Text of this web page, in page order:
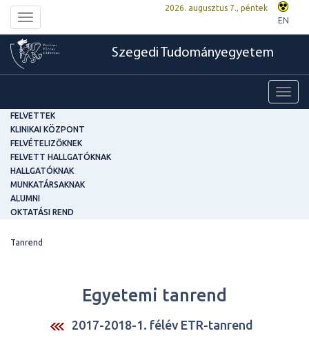
Toggle
navigation
2026. augusztus 7., péntek
EN
Szegedi Tudományegyetem
FELVETTEK
KLINIKAI KÖZPONT
FELVÉTELIZŐKNEK
FELVETT HALLGATÓKNAK
HALLGATÓKNAK
MUNKATÁRSAKNAK
ALUMNI
OKTATÁSI REND
Tanrend
Egyetemi tanrend
2017-2018-1. félév ETR-tanrend